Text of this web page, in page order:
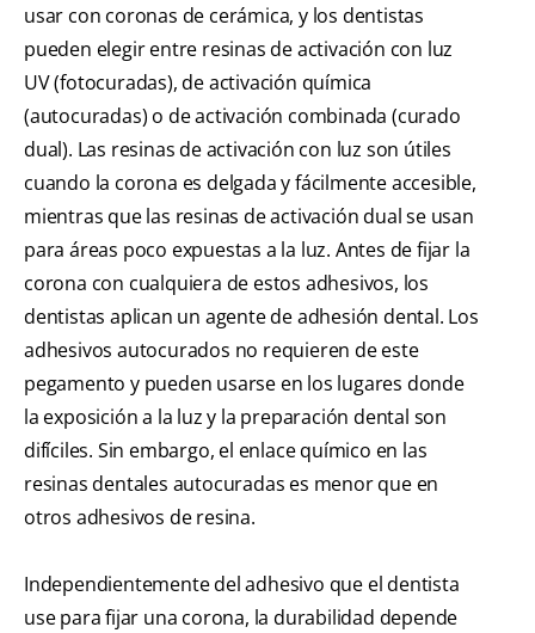
usar con coronas de cerámica, y los dentistas
pueden elegir entre resinas de activación con luz
UV (fotocuradas), de activación química
(autocuradas) o de activación combinada (curado
dual). Las resinas de activación con luz son útiles
cuando la corona es delgada y fácilmente accesible,
mientras que las resinas de activación dual se usan
para áreas poco expuestas a la luz. Antes de fijar la
corona con cualquiera de estos adhesivos, los
dentistas aplican un agente de adhesión dental. Los
adhesivos autocurados no requieren de este
pegamento y pueden usarse en los lugares donde
la exposición a la luz y la preparación dental son
difíciles. Sin embargo, el enlace químico en las
resinas dentales autocuradas es menor que en
otros adhesivos de resina.
Independientemente del adhesivo que el dentista
use para fijar una corona, la durabilidad depende